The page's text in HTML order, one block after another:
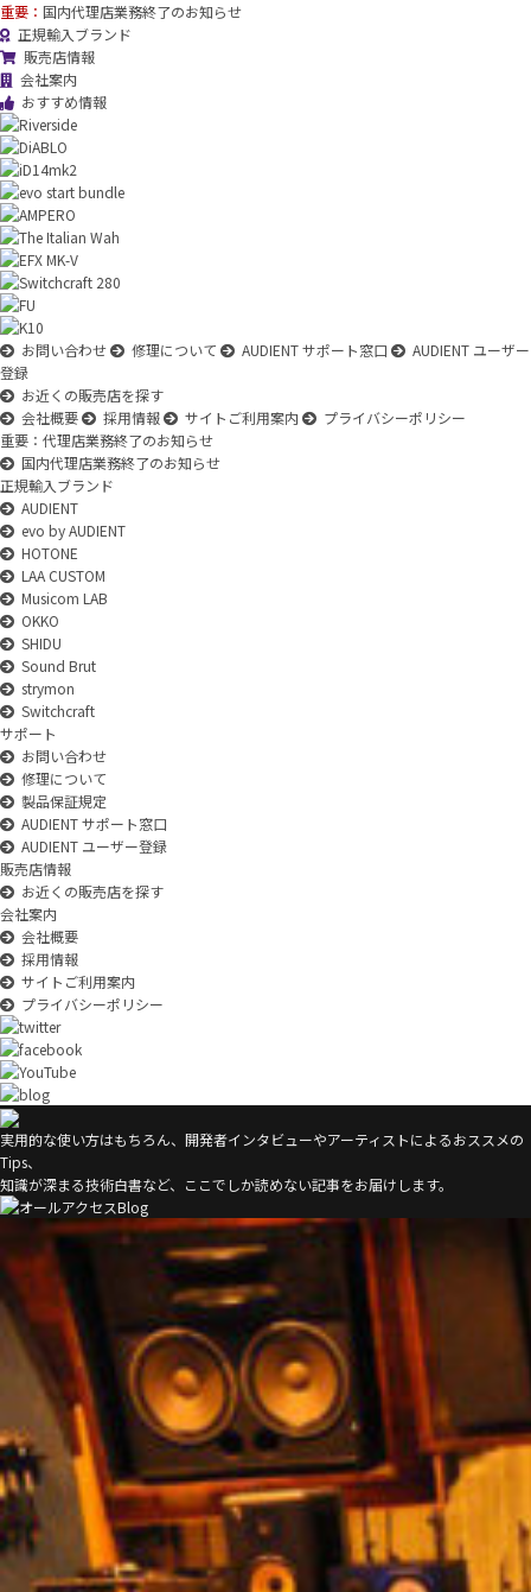
重要： 国内代理店業務終了のお知らせ
正規輸入ブランド
販売店情報
会社案内
おすすめ情報
お問い合わせ 修理について AUDIENT サポート窓口
AUDIENT ユーザー
登録
お近くの販売店を探す
会社概要
採用情報 サイトご利用案内
プライバシーポリシー
重要：代理店業務終了のお知らせ
国内代理店業務終了のお知らせ
正規輸入ブランド
AUDIENT
evo by AUDIENT
HOTONE
LAA CUSTOM
Musicom LAB
OKKO
SHIDU
Sound Brut
strymon
Switchcraft
サポート
お問い合わせ
修理について
製品保証規定
AUDIENT サポート窓口
AUDIENT ユーザー登録
販売店情報
お近くの販売店を探す
会社案内
会社概要
採用情報
サイトご利用案内
プライバシーポリシー
実用的な使い方はもちろん、開発者インタビューやアーティストによるおススメの
Tips、
知識が深まる技術白書など、ここでしか読めない記事をお届けします。